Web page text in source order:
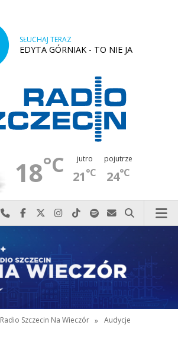
SŁUCHAJ TERAZ
EDYTA GÓRNIAK - TO NIE JA
18°C jutro
21°C
pojutrze
24°C
Najlepiej po prostu do nas zadzwoń
Odwiedź nas na Facebook-u
Odwiedź nas na X
Odwiedź nas na Instagram-ie
Odwiedź nas na TikTok-u
Szukaj nas na Spotify
Wyślij do nas
Szukaj
Radio Szczecin Na Wieczór » Audycje